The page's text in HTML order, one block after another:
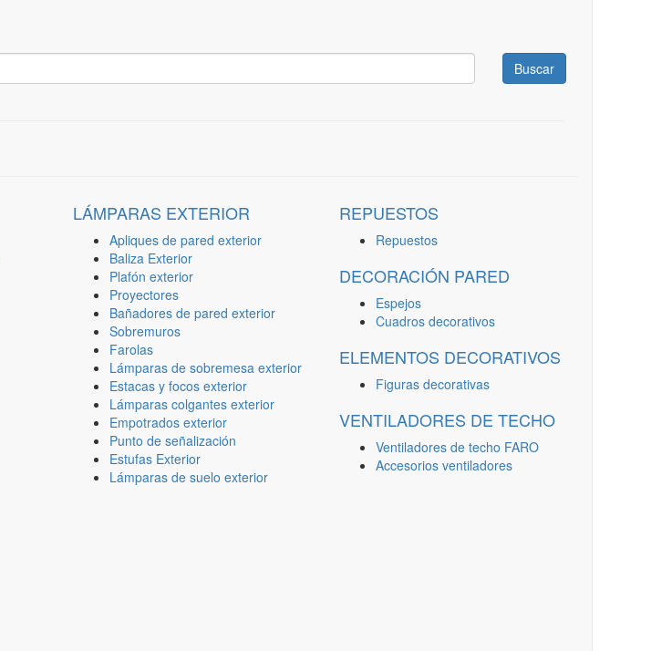
Buscar
LÁMPARAS EXTERIOR
Apliques de pared exterior
Baliza Exterior
Plafón exterior
Proyectores
Bañadores de pared exterior
Sobremuros
Farolas
Lámparas de sobremesa exterior
Estacas y focos exterior
Lámparas colgantes exterior
Empotrados exterior
Punto de señalización
Estufas Exterior
Lámparas de suelo exterior
REPUESTOS
Repuestos
DECORACIÓN PARED
Espejos
Cuadros decorativos
ELEMENTOS DECORATIVOS
Figuras decorativas
VENTILADORES DE TECHO
Ventiladores de techo FARO
Accesorios ventiladores